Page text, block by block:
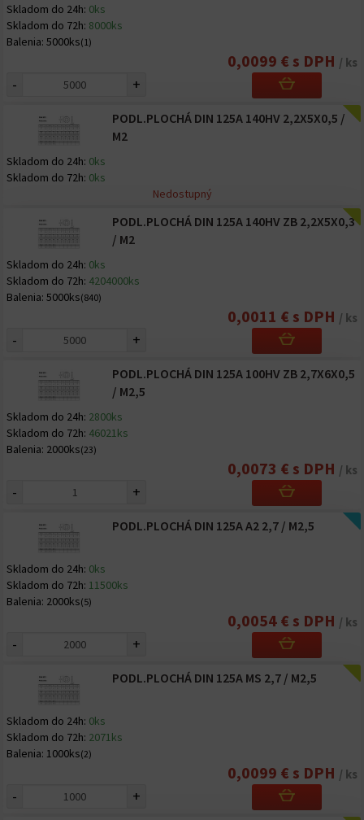
Skladom do 24h: 0ks
Skladom do 72h: 8000ks
Balenia: 5000ks(1)
0,0099 € s DPH / ks
- +
PODL.PLOCHÁ DIN 125A 140HV 2,2X5X0,5 /
M2
Skladom do 24h: 0ks
Skladom do 72h: 0ks
Nedostupný
PODL.PLOCHÁ DIN 125A 140HV ZB 2,2X5X0,3
/ M2
Skladom do 24h: 0ks
Skladom do 72h: 4204000ks
Balenia: 5000ks(840)
0,0011 € s DPH / ks
- +
PODL.PLOCHÁ DIN 125A 100HV ZB 2,7X6X0,5
/ M2,5
Skladom do 24h: 2800ks
Skladom do 72h: 46021ks
Balenia: 2000ks(23)
0,0073 € s DPH / ks
- +
PODL.PLOCHÁ DIN 125A A2 2,7 / M2,5
Skladom do 24h: 0ks
Skladom do 72h: 11500ks
Balenia: 2000ks(5)
0,0054 € s DPH / ks
- +
PODL.PLOCHÁ DIN 125A MS 2,7 / M2,5
Skladom do 24h: 0ks
Skladom do 72h: 2071ks
Balenia: 1000ks(2)
0,0099 € s DPH / ks
- +